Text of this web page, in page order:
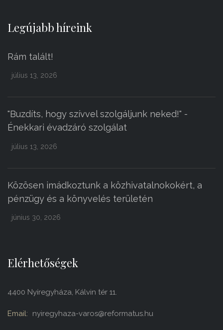
Legújabb híreink
Rám talált!
július 13, 2026
"Buzdíts, hogy szívvel szolgáljunk neked!" -
Énekkari évadzáró szolgálat
július 13, 2026
Közösen imádkoztunk a közhivatalnokokért, a
pénzügy és a könyvelés területén
június 30, 2026
Elérhetőségek
4400 Nyíregyháza, Kálvin tér 11.
Email: nyiregyhaza-varos@reformatus.hu